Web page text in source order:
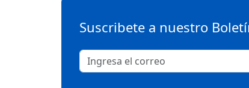
Suscribete a nuestro